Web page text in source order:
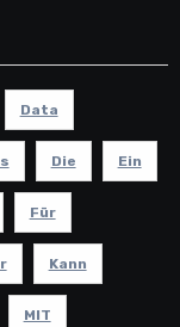
Data
Die Ein
Für
Kann
MIT